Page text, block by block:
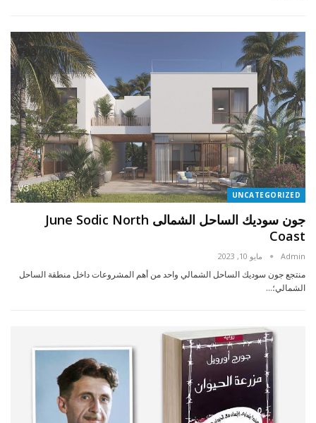
UNCATEGORIZED
جون سوديك الساحل الشمالى June Sodic North
Coast
Admin مايو 10, 2023
منتجع جون سوديك الساحل الشمالي واحد من أهم المشروعات داخل منطقة الساحل
الشمالي؛…